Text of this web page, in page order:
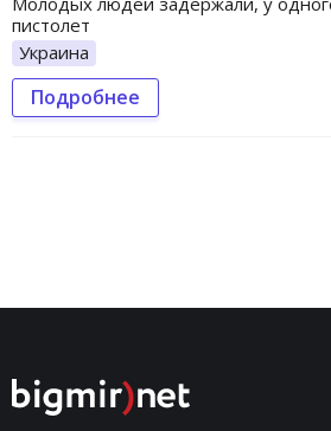
пистолет
Украина
Подробнее